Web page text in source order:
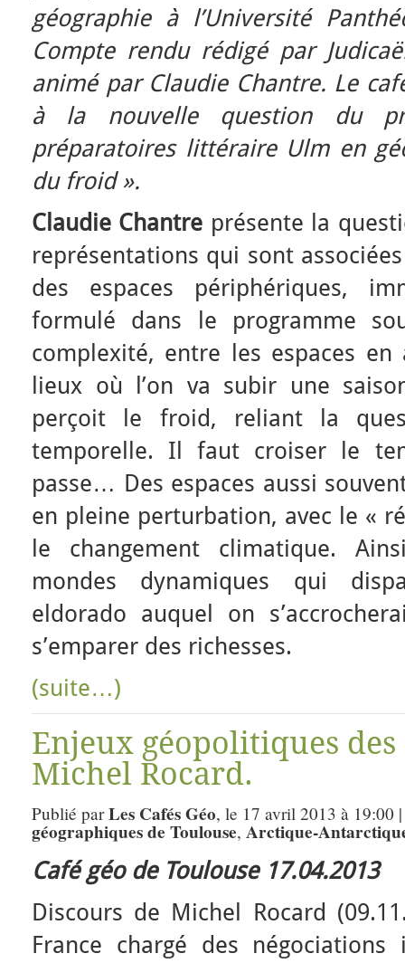
géographie à l’Université
Compte rendu rédigé par
animé par Claudie Chantre. Le
à la nouvelle question du
préparatoires littéraire Ulm en
du froid ».
Claudie Chantre présente la
représentations qui sont
des espaces périphériques,
formulé dans le programme
complexité, entre les espaces
lieux où l’on va subir une
perçoit le froid, reliant la
temporelle. Il faut croiser le
passe… Des espaces aussi
en pleine perturbation, avec le «
le changement climatique.
mondes dynamiques qui
eldorado auquel on
s’emparer des richesses.
(suite…)
Enjeux géopolitiques des
Michel Rocard.
Publié parLes Cafés Géo, le 17 avril 2013 à 19:00
géographiques de Toulouse, Arctique-
Café géo de Toulouse 17.04.2013
Discours de Michel Rocard
France chargé des négociations